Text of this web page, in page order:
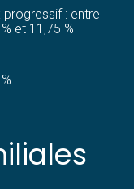
progressif : entre
et 11,75 %